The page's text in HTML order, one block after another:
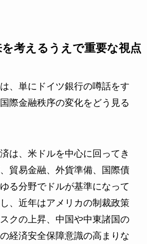
を考えるうえで重要な視点
、単にドイツ銀行の噂話をす
際金融秩序の変化をどう見る
は、米ドルを中心に回ってき
貿易金融、外貨準備、国際債
る分野でドルが基準になって
、近年はアメリカの制裁政策
クの上昇、中国や中東諸国の
経済安全保障意識の高まりな